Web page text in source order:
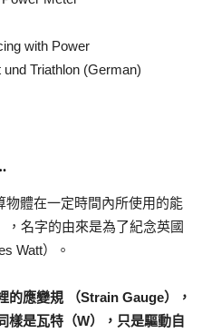
with Power
Triathlon (German)
物體在一定時間內所使用的能
，名字的由來是為了紀念英國
Watt）。
的應變規 （Strain Gauge），
樣是瓦特（W），只是驅動自